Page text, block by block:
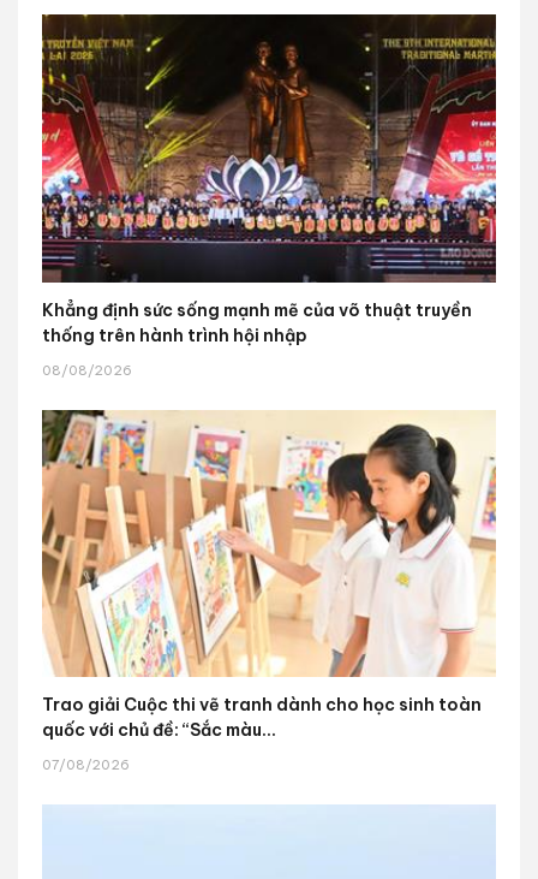
Khẳng định sức sống mạnh mẽ của võ thuật truyền
thống trên hành trình hội nhập
08/08/2026
Trao giải Cuộc thi vẽ tranh dành cho học sinh toàn
quốc với chủ đề: “Sắc màu...
07/08/2026